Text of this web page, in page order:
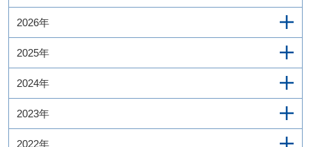
2026年
2025年
2024年
2023年
2022年